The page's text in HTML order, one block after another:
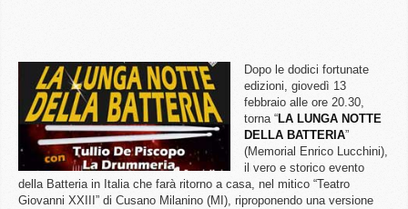
Dopo le dodici fortunate
edizioni, giovedì 13
febbraio alle ore 20.30,
torna “LA LUNGA NOTTE
DELLA BATTERIA”
(Memorial Enrico Lucchini),
il vero e storico evento
della Batteria in Italia che farà ritorno a casa, nel mitico “Teatro
Giovanni XXIII” di Cusano Milanino (MI), riproponendo una versione